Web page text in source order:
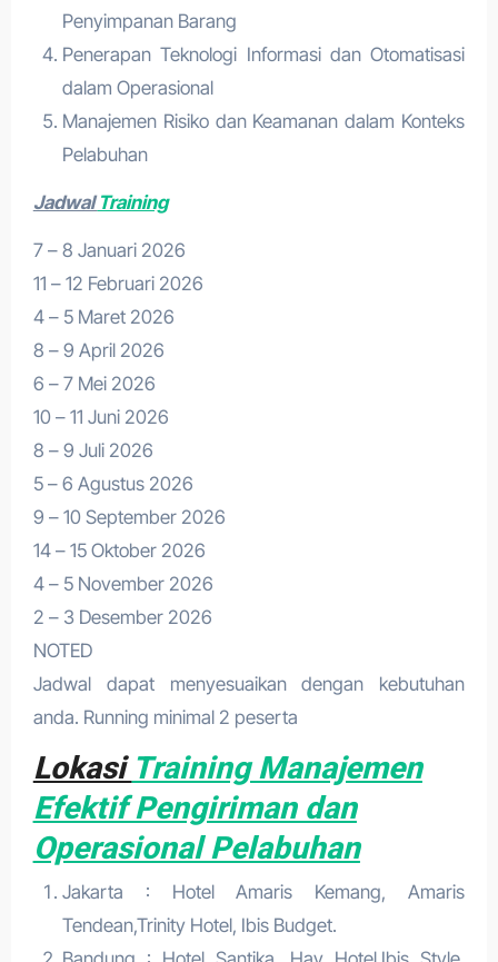
Penyimpanan Barang
Penerapan Teknologi Informasi dan Otomatisasi
dalam Operasional
Manajemen Risiko dan Keamanan dalam Konteks
Pelabuhan
JadwalTraining
7 – 8 Januari 2026
11 – 12 Februari 2026
4 – 5 Maret 2026
8 – 9 April 2026
6 – 7 Mei 2026
10 – 11 Juni 2026
8 – 9 Juli 2026
5 – 6 Agustus 2026
9 – 10 September 2026
14 – 15 Oktober 2026
4 – 5 November 2026
2 – 3 Desember 2026
NOTED
Jadwal dapat menyesuaikan dengan kebutuhan
anda. Running minimal 2 peserta
Lokasi Training Manajemen
Efektif Pengiriman dan
Operasional Pelabuhan
Jakarta : Hotel Amaris Kemang, Amaris
Tendean,Trinity Hotel, Ibis Budget.